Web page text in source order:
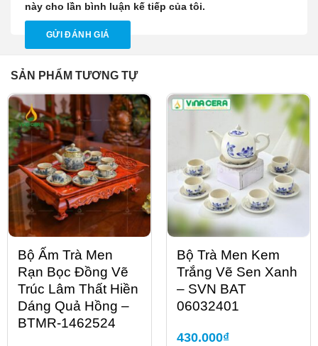
này cho lần bình luận kế tiếp của tôi.
SẢN PHẨM TƯƠNG TỰ
Bộ Ấm Trà Men
Rạn Bọc Đồng Vẽ
Trúc Lâm Thất Hiền
Dáng Quả Hồng –
BTMR-1462524
Bộ Trà Men Kem
Trắng Vẽ Sen Xanh
– SVN BAT
06032401
430.000₫